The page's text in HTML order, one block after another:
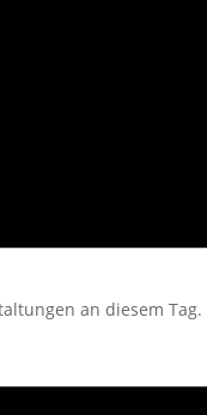
an diesem Tag.